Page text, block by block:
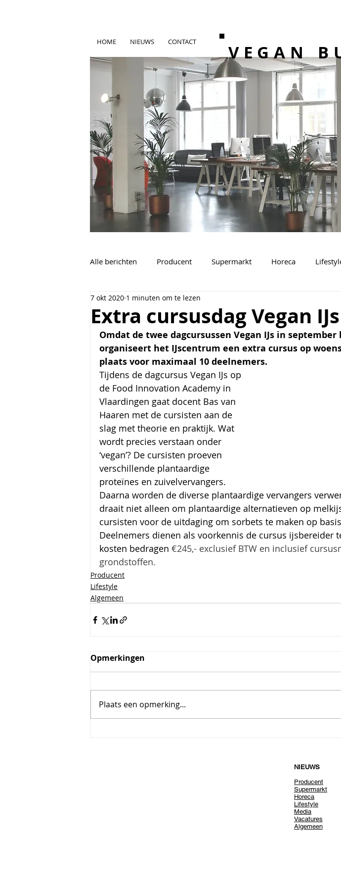
HOME NIEUWS CONTACT VEGAN
Alle berichten Producent Supermarkt Horeca
Vacatures Algemeen
Extra cursusdag Vegan IJs
7 okt 2020 1 minuten om te lezen
Omdat de twee dagcursussen Vegan IJs in
organiseert het IJscentrum een extra cursus op
plaats voor maximaal 10 deelnemers.
Tijdens de dagcursus Vegan IJs op
de Food Innovation Academy in
Vlaardingen gaat docent Bas van
Haaren met de cursisten aan de
slag met theorie en praktijk. Wat
wordt precies verstaan onder
‘vegan’? De cursisten proeven
verschillende plantaardige
proteïnes en zuivelvervangers.
Daarna worden de diverse plantaardige vervangers
draait niet alleen om plantaardige alternatieven op
cursisten voor de uitdaging om sorbets te maken op
Deelnemers dienen als voorkennis de cursus ijsbereider
kosten bedragen €245,- exclusief BTW en inclusief
grondstoffen.
Producent
Lifestyle
Algemeen
Opmerkingen
Plaats een opmerking...
NIEUWS
Producent
Supermarkt
Horeca
Lifestyle
Media
Vacatures
Algemeen